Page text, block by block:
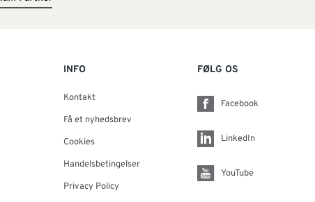
INFO
Kontakt
Få et nyhedsbrev
Cookies
Handelsbetingelser
Privacy Policy
FØLG OS
Facebook
LinkedIn
YouTube